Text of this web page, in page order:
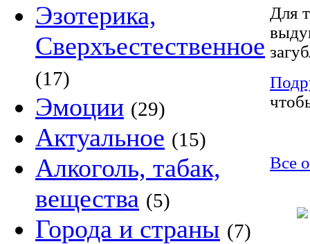
Эзотерика,
Сверхъестественное
(17)
Эмоции (29)
Актуальное (15)
Алкоголь, табак,
вещества (5)
Города и страны (7)
Для
Все